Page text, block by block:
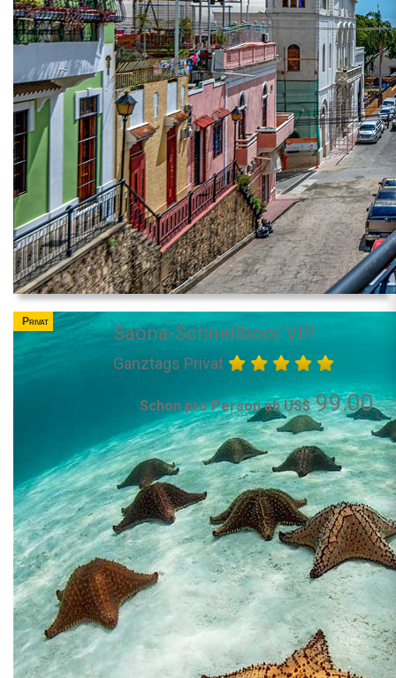
Privat
Saona-Schnellboot VIP
Ganztags Privat
Schon pro Person ab US$99.00